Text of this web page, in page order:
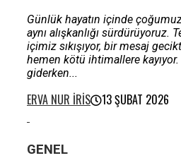
Günlük hayatın içinde
aynı alışkanlığı sürdürüyoruz.
içimiz sıkışıyor, bir mesaj
hemen kötü ihtimallere
giderken...
ERVA NUR İRIS 13 ŞUBAT 2026
GENEL